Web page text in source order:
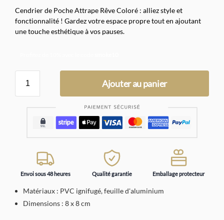
Cendrier de Poche Attrape Rêve Coloré : alliez style et
fonctionnalité ! Gardez votre espace propre tout en ajoutant
une touche esthétique à vos pauses.
Ajouter au panier
Envoi sous 48 heures Qualité garantie Emballage protecteur
Matériaux : PVC ignifugé, feuille d'aluminium
Dimensions : 8 x 8 cm